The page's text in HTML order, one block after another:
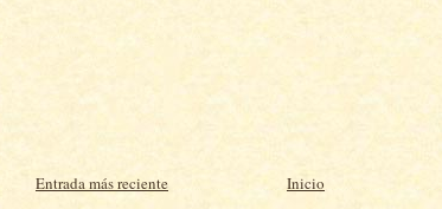
Entrada más reciente Inicio